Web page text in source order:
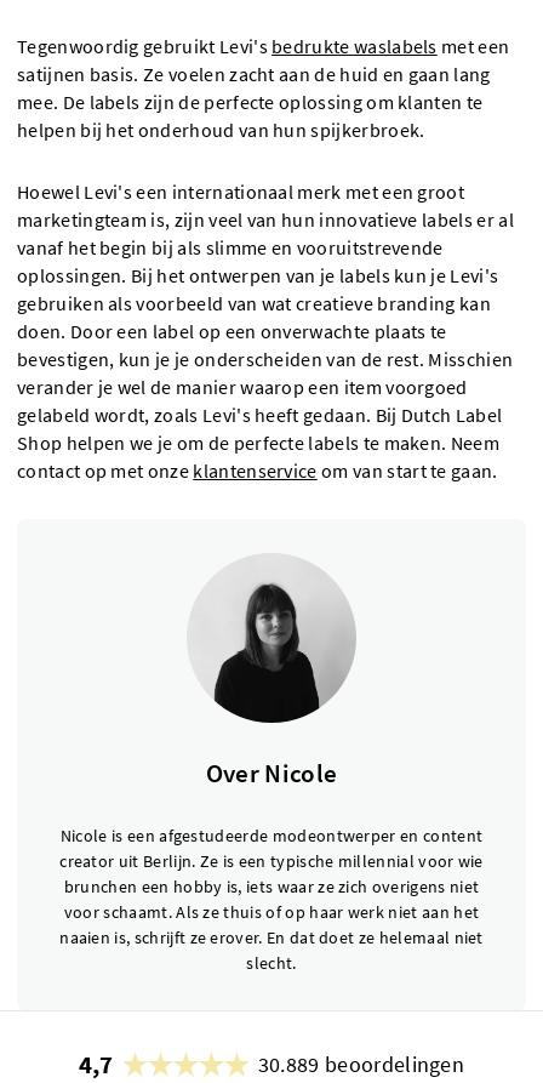
Tegenwoordig gebruikt Levi's bedrukte waslabels met een
satijnen basis. Ze voelen zacht aan de huid en gaan lang
mee. De labels zijn de perfecte oplossing om klanten te
helpen bij het onderhoud van hun spijkerbroek.
Hoewel Levi's een internationaal merk met een groot
marketingteam is, zijn veel van hun innovatieve labels er al
vanaf het begin bij als slimme en vooruitstrevende
oplossingen. Bij het ontwerpen van je labels kun je Levi's
gebruiken als voorbeeld van wat creatieve branding kan
doen. Door een label op een onverwachte plaats te
bevestigen, kun je je onderscheiden van de rest. Misschien
verander je wel de manier waarop een item voorgoed
gelabeld wordt, zoals Levi's heeft gedaan. Bij Dutch Label
Shop helpen we je om de perfecte labels te maken. Neem
contact op met onze klantenservice om van start te gaan.
Over Nicole
Nicole is een afgestudeerde modeontwerper en content
creator uit Berlijn. Ze is een typische millennial voor wie
brunchen een hobby is, iets waar ze zich overigens niet
voor schaamt. Als ze thuis of op haar werk niet aan het
naaien is, schrijft ze erover. En dat doet ze helemaal niet
slecht.
4,7 30.889 beoordelingen